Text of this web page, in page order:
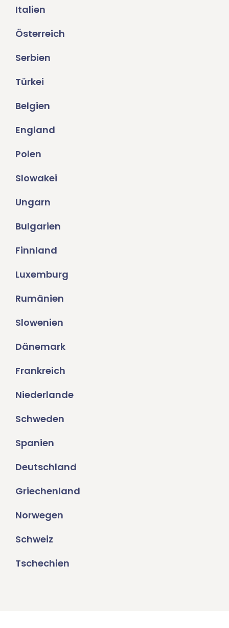
Italien
Österreich
Serbien
Türkei
Belgien
England
Polen
Slowakei
Ungarn
Bulgarien
Finnland
Luxemburg
Rumänien
Slowenien
Dänemark
Frankreich
Niederlande
Schweden
Spanien
Deutschland
Griechenland
Norwegen
Schweiz
Tschechien